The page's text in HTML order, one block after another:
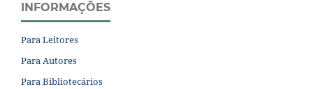
INFORMAÇÕES
Para Leitores
Para Autores
Para Bibliotecários